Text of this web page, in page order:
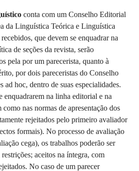
conta com um Conselho Editorial
da Linguística Teórica e Linguística
que devem se enquadrar na
de seções da revista, serão
pela por um parecerista, quanto à
por dois pareceristas do Conselho
ad hoc, dentro de suas especialidades.
enquadrarem na linha editorial e na
nas normas de apresentação dos
rejeitados pelo primeiro avaliador
formais). No processo de avaliação
cega), os trabalhos poderão ser
aceitos na íntegra, com
No caso de um parecer